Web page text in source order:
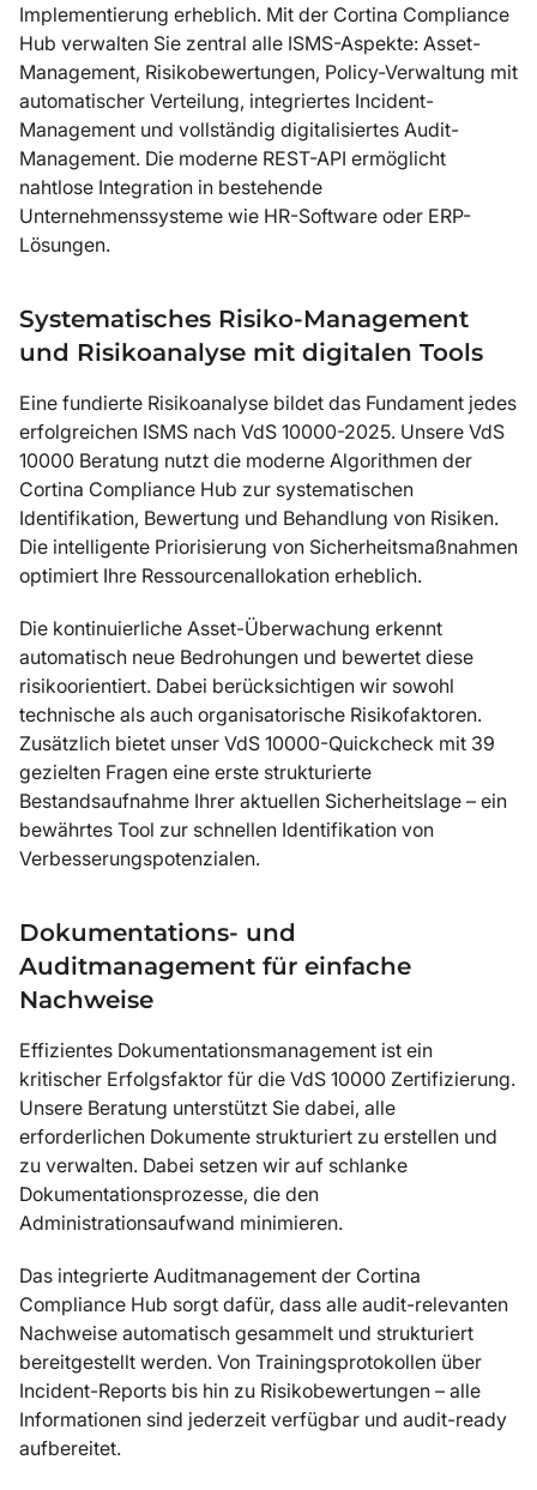
Implementierung erheblich. Mit der Cortina Compliance
Hub verwalten Sie zentral alle ISMS-Aspekte: Asset-
Management, Risikobewertungen, Policy-Verwaltung mit
automatischer Verteilung, integriertes Incident-
Management und vollständig digitalisiertes Audit-
Management. Die moderne REST-API ermöglicht
nahtlose Integration in bestehende
Unternehmenssysteme wie HR-Software oder ERP-
Lösungen.
Systematisches Risiko-Management
und Risikoanalyse mit digitalen Tools
Eine fundierte Risikoanalyse bildet das Fundament jedes
erfolgreichen ISMS nach VdS 10000-2025. Unsere VdS
10000 Beratung nutzt die moderne Algorithmen der
Cortina Compliance Hub zur systematischen
Identifikation, Bewertung und Behandlung von Risiken.
Die intelligente Priorisierung von Sicherheitsmaßnahmen
optimiert Ihre Ressourcenallokation erheblich.
Die kontinuierliche Asset-Überwachung erkennt
automatisch neue Bedrohungen und bewertet diese
risikoorientiert. Dabei berücksichtigen wir sowohl
technische als auch organisatorische Risikofaktoren.
Zusätzlich bietet unser VdS 10000-Quickcheck mit 39
gezielten Fragen eine erste strukturierte
Bestandsaufnahme Ihrer aktuellen Sicherheitslage – ein
bewährtes Tool zur schnellen Identifikation von
Verbesserungspotenzialen.
Dokumentations- und
Auditmanagement für einfache
Nachweise
Effizientes Dokumentationsmanagement ist ein
kritischer Erfolgsfaktor für die VdS 10000 Zertifizierung.
Unsere Beratung unterstützt Sie dabei, alle
erforderlichen Dokumente strukturiert zu erstellen und
zu verwalten. Dabei setzen wir auf schlanke
Dokumentationsprozesse, die den
Administrationsaufwand minimieren.
Das integrierte Auditmanagement der Cortina
Compliance Hub sorgt dafür, dass alle audit-relevanten
Nachweise automatisch gesammelt und strukturiert
bereitgestellt werden. Von Trainingsprotokollen über
Incident-Reports bis hin zu Risikobewertungen – alle
Informationen sind jederzeit verfügbar und audit-ready
aufbereitet.